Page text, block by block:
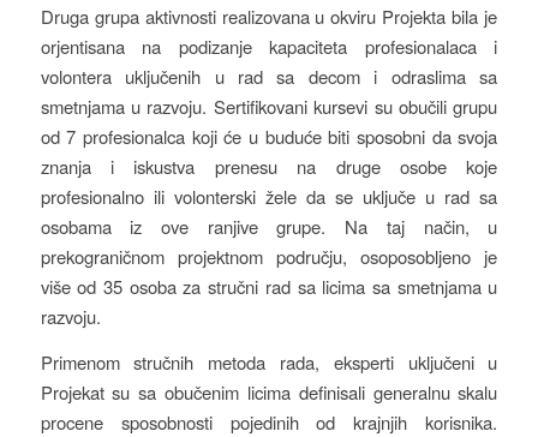
Druga grupa aktivnosti realizovana u okviru Projekta bila je
orjentisana na podizanje kapaciteta profesionalaca i
volontera uključenih u rad sa decom i odraslima sa
smetnjama u razvoju. Sertifikovani kursevi su obučili grupu
od 7 profesionalca koji će u buduće biti sposobni da svoja
znanja i iskustva prenesu na druge osobe koje
profesionalno ili volonterski žele da se uključe u rad sa
osobama iz ove ranjive grupe. Na taj način, u
prekograničnom projektnom području, osoposobljeno je
više od 35 osoba za stručni rad sa licima sa smetnjama u
razvoju.
Primenom stručnih metoda rada, eksperti uključeni u
Projekat su sa obučenim licima definisali generalnu skalu
procene sposobnosti pojedinih od krajnjih korisnika.